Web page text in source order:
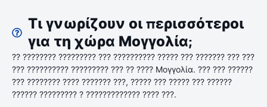
Τι γνωρίζουν οι περισσότεροι
για τη χώρα Μογγολία;
?? ???????? ????????? ??? ?????????? ????? ??? ??????? ??? ???
??? ?????????? ????????? ??? ?? ???? Μογγολία. ??? ??? ??????
??? ???????? ???? ??????? ???, ????? ??? ????? ??? ??????
?????? ????????? ? ????????????? ???? ???.